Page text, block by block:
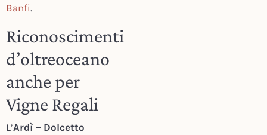
Banfi.
Riconoscimenti
d’oltreoceano
anche per
Vigne Regali
L’Ardì – Dolcetto